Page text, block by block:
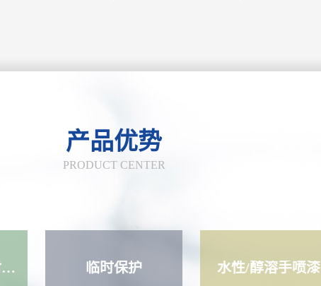
产品优势
PRODUCT CENTER
水性/醇溶木器封闭底 临时保护 水性/醇溶手喷漆